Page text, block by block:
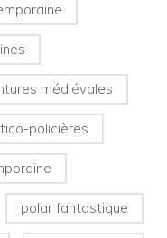
médiévales
policières
polar fantastique